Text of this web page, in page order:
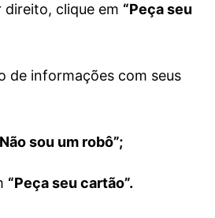
clique em “Peça seu
de informações com seus
sou um robô”;
“Peça seu cartão”.